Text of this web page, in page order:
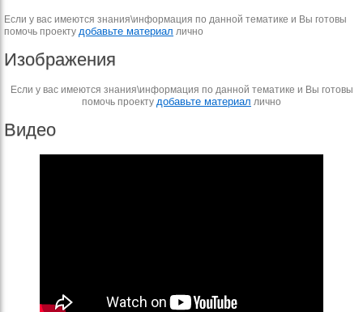
Если у вас имеются знания\информация по данной тематике и Вы готовы
помочь проекту добавьте материал лично
Изображения
Если у вас имеются знания\информация по данной тематике и Вы готовы
помочь проекту добавьте материал лично
Видео